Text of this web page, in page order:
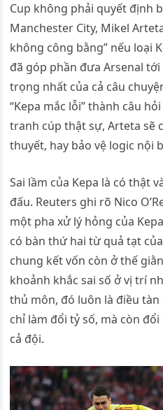
Cup không phải quyết định
Manchester City, Mikel
không công bằng” nếu loại
đã góp phần đưa Arsenal
trọng nhất của cả câu
“Kepa mắc lỗi” thành câu
tranh cúp thật sự, Arteta sẽ
thuyết, hay bảo vệ logic nội
Sai lầm của Kepa là có thật
đấu. Reuters ghi rõ Nico
một pha xử lý hỏng của
có bàn thứ hai từ quả tạt
chung kết vốn còn ở thế
khoảnh khắc sai số ở vị trí
thủ môn, đó luôn là điều
chỉ làm đổi tỷ số, mà còn
cả đội.